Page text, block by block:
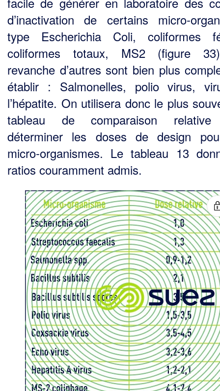
d’inactivation de certains micro-
type Escherichia Coli, coliformes
coliformes totaux, MS2 (figure
revanche d’autres sont bien plus
établir : Salmo­nelles, polio virus,
l’hépatite. On utilisera donc le plus
tableau de comparaison
déterminer les doses de design
micro-organismes. Le tableau 13
ratios couram­ment admis.